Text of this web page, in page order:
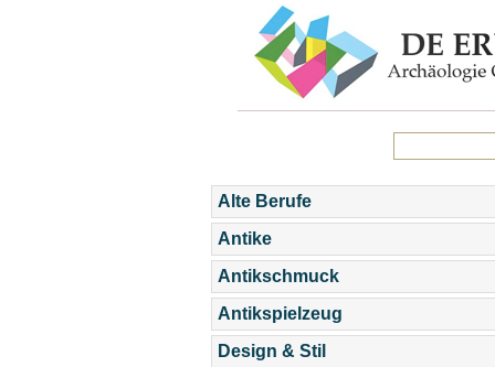
Alte Berufe
Antike
Antikschmuck
Antikspielzeug
Design & Stil